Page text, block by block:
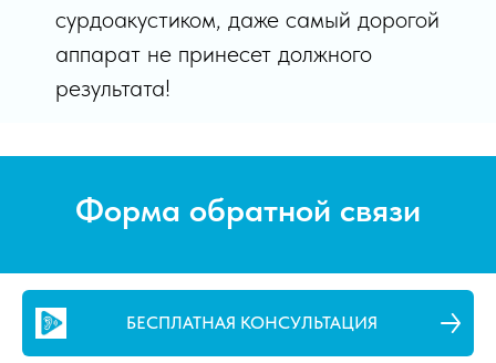
сурдоакустиком, даже самый дорогой
аппарат не принесет должного
результата!
Форма обратной связи
БЕСПЛАТНАЯ КОНСУЛЬТАЦИЯ